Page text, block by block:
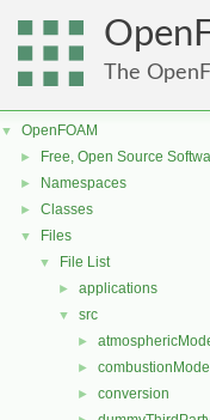
The
▼ OpenFOAM
► Free, Open Source
► Namespaces
► Classes
▼ Files
▼ File List
► applications
▼ src
►
►
► conversion